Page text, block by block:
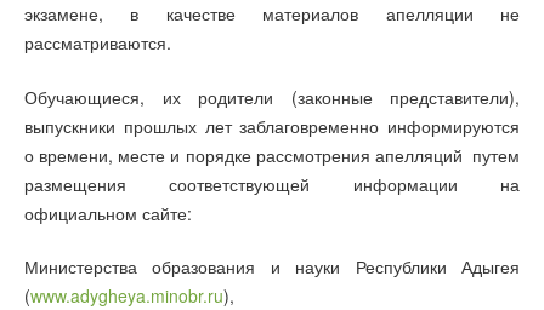
экзамене, в качестве материалов апелляции не
рассматриваются.
Обучающиеся, их родители (законные представители),
выпускники прошлых лет заблаговременно информируются
о времени, месте и порядке рассмотрения апелляций путем
размещения соответствующей информации на
официальном сайте:
Министерства образования и науки Республики Адыгея
(www.adygheya.minobr.ru),